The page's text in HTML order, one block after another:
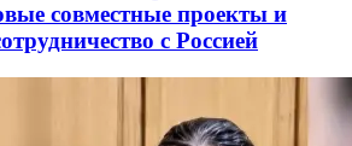
совместные проекты и
с Россией